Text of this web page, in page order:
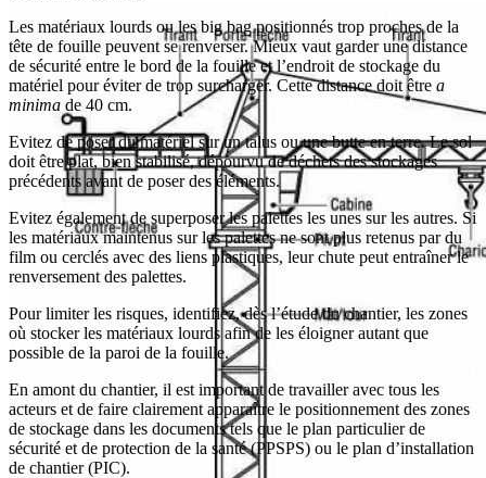
Les matériaux lourds ou les big bag positionnés trop proches de la
tête de fouille peuvent se renverser. Mieux vaut garder une distance
de sécurité entre le bord de la fouille et l’endroit de stockage du
matériel pour éviter de trop surcharger. Cette distance doit être a
minima de 40 cm.
Evitez de poser du matériel sur un talus ou une butte en terre. Le sol
doit être plat, bien stabilisé, dépourvu de déchets des stockages
précédents avant de poser des éléments.
Evitez également de superposer les palettes les unes sur les autres. Si
les matériaux maintenus sur les palettes ne sont plus retenus par du
film ou cerclés avec des liens plastiques, leur chute peut entraîner le
renversement des palettes.
Pour limiter les risques, identifiez, dès l’étude du chantier, les zones
où stocker les matériaux lourds afin de les éloigner autant que
possible de la paroi de la fouille.
En amont du chantier, il est important de travailler avec tous les
acteurs et de faire clairement apparaître le positionnement des zones
de stockage dans les documents tels que le plan particulier de
sécurité et de protection de la santé (PPSPS) ou le plan d’installation
de chantier (PIC).